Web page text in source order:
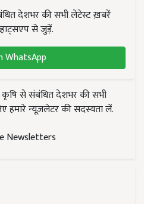
देशभर की सभी लेटेस्ट ख़बरें
से जुड़ें.
WhatsApp
से संबंधित देशभर की सभी
न्यूज़लेटर की सदस्यता लें.
Newsletters